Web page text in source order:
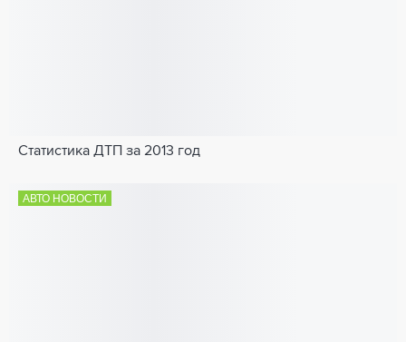
Статистика ДТП за 2013 год
АВТО НОВОСТИ